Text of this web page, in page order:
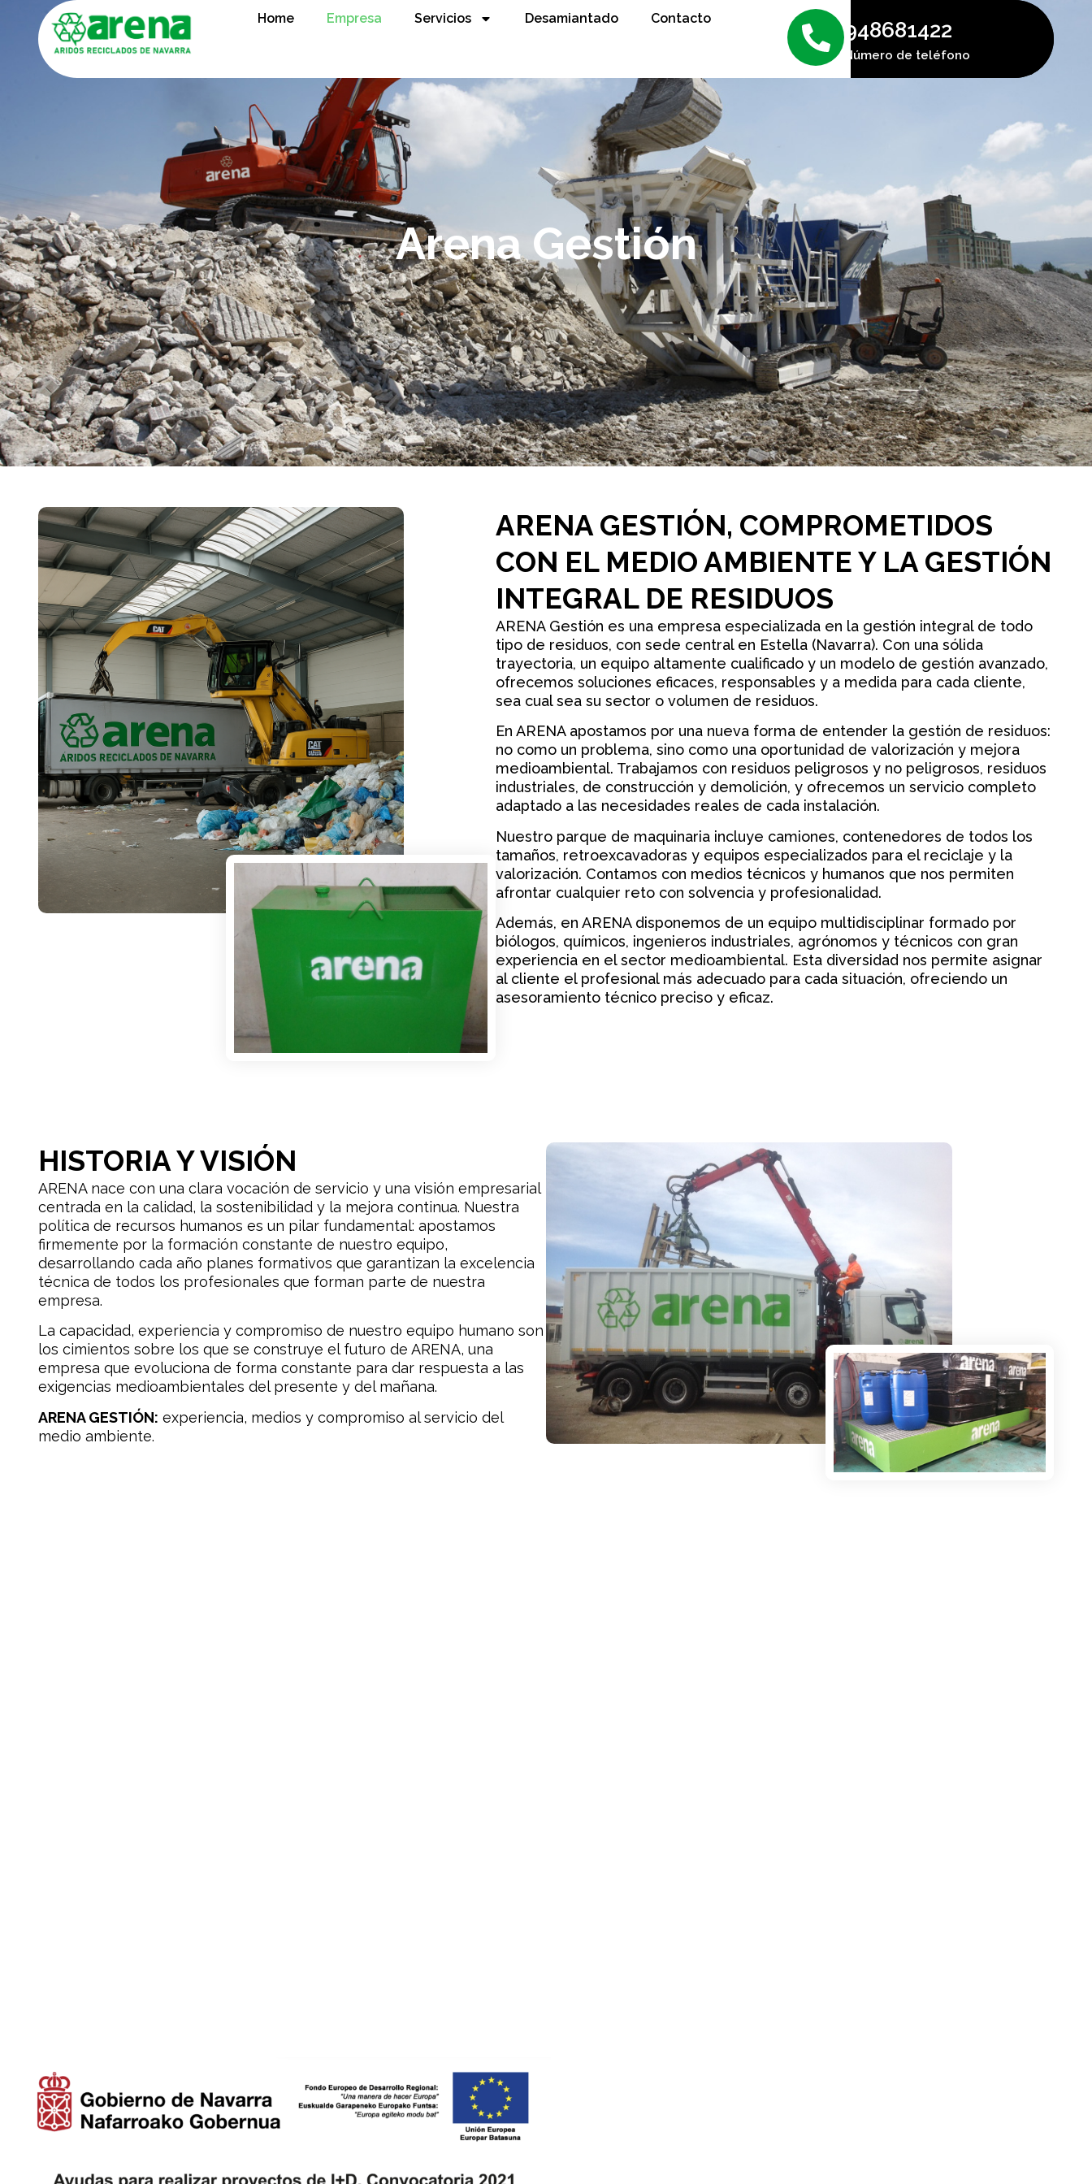
Home Empresa Servicios Desamiantado Contacto 948681422
Número de teléfono
Arena Gestión
ARENA GESTIÓN, COMPROMETIDOS
CON EL MEDIO AMBIENTE Y LA GESTIÓN
INTEGRAL DE RESIDUOS
ARENA Gestión es una empresa especializada en la gestión integral de todo
tipo de residuos, con sede central en Estella (Navarra). Con una sólida
trayectoria, un equipo altamente cualificado y un modelo de gestión avanzado,
ofrecemos soluciones eficaces, responsables y a medida para cada cliente,
sea cual sea su sector o volumen de residuos.
En ARENA apostamos por una nueva forma de entender la gestión de residuos:
no como un problema, sino como una oportunidad de valorización y mejora
medioambiental. Trabajamos con residuos peligrosos y no peligrosos, residuos
industriales, de construcción y demolición, y ofrecemos un servicio completo
adaptado a las necesidades reales de cada instalación.
Nuestro parque de maquinaria incluye camiones, contenedores de todos los
tamaños, retroexcavadoras y equipos especializados para el reciclaje y la
valorización. Contamos con medios técnicos y humanos que nos permiten
afrontar cualquier reto con solvencia y profesionalidad.
Además, en ARENA disponemos de un equipo multidisciplinar formado por
biólogos, químicos, ingenieros industriales, agrónomos y técnicos con gran
experiencia en el sector medioambiental. Esta diversidad nos permite asignar
al cliente el profesional más adecuado para cada situación, ofreciendo un
asesoramiento técnico preciso y eficaz.
HISTORIA Y VISIÓN
ARENA nace con una clara vocación de servicio y una visión empresarial
centrada en la calidad, la sostenibilidad y la mejora continua. Nuestra
política de recursos humanos es un pilar fundamental: apostamos
firmemente por la formación constante de nuestro equipo,
desarrollando cada año planes formativos que garantizan la excelencia
técnica de todos los profesionales que forman parte de nuestra
empresa.
La capacidad, experiencia y compromiso de nuestro equipo humano son
los cimientos sobre los que se construye el futuro de ARENA, una
empresa que evoluciona de forma constante para dar respuesta a las
exigencias medioambientales del presente y del mañana.
ARENA GESTIÓN: experiencia, medios y compromiso al servicio del
medio ambiente.